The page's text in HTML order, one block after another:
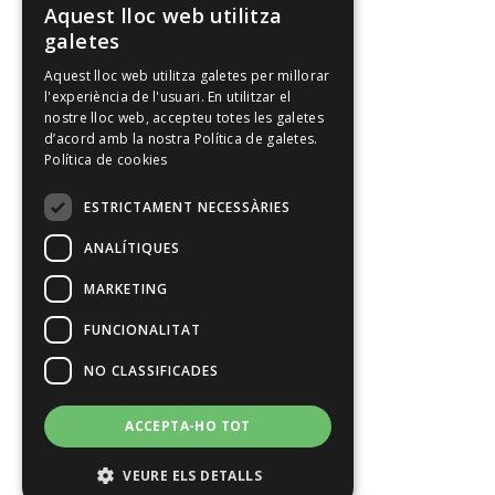
ENGLISH
Aquest lloc web utilitza
galetes
Aquest lloc web utilitza galetes per millorar
l'experiència de l'usuari. En utilitzar el
nostre lloc web, accepteu totes les galetes
d’acord amb la nostra Política de galetes.
Política de cookies
ESTRICTAMENT NECESSÀRIES
ANALÍTIQUES
MARKETING
FUNCIONALITAT
NO CLASSIFICADES
ACCEPTA-HO TOT
VEURE ELS DETALLS